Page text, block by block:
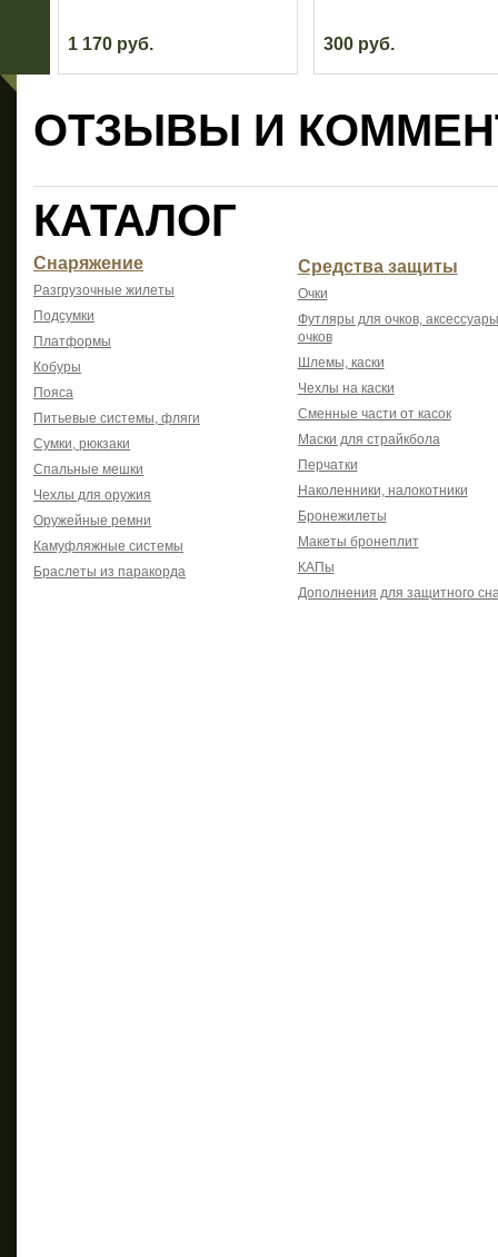
1 170 руб. 300 руб.
ОТЗЫВЫ И
КАТАЛОГ
Снаряжение
Разгрузочные жилеты
Подсумки
Платформы
Кобуры
Пояса
Питьевые системы, фляги
Сумки, рюкзаки
Спальные мешки
Чехлы для оружия
Оружейные ремни
Камуфляжные системы
Браслеты из паракорда
Средства защиты
Очки
Футляры для очков,
очков
Шлемы, каски
Чехлы на каски
Сменные части от касок
Маски для страйкбола
Перчатки
Наколенники, налокотники
Бронежилеты
Макеты бронеплит
КАПы
Дополнения для защитного